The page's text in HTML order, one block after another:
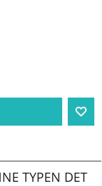
TYPEN DET